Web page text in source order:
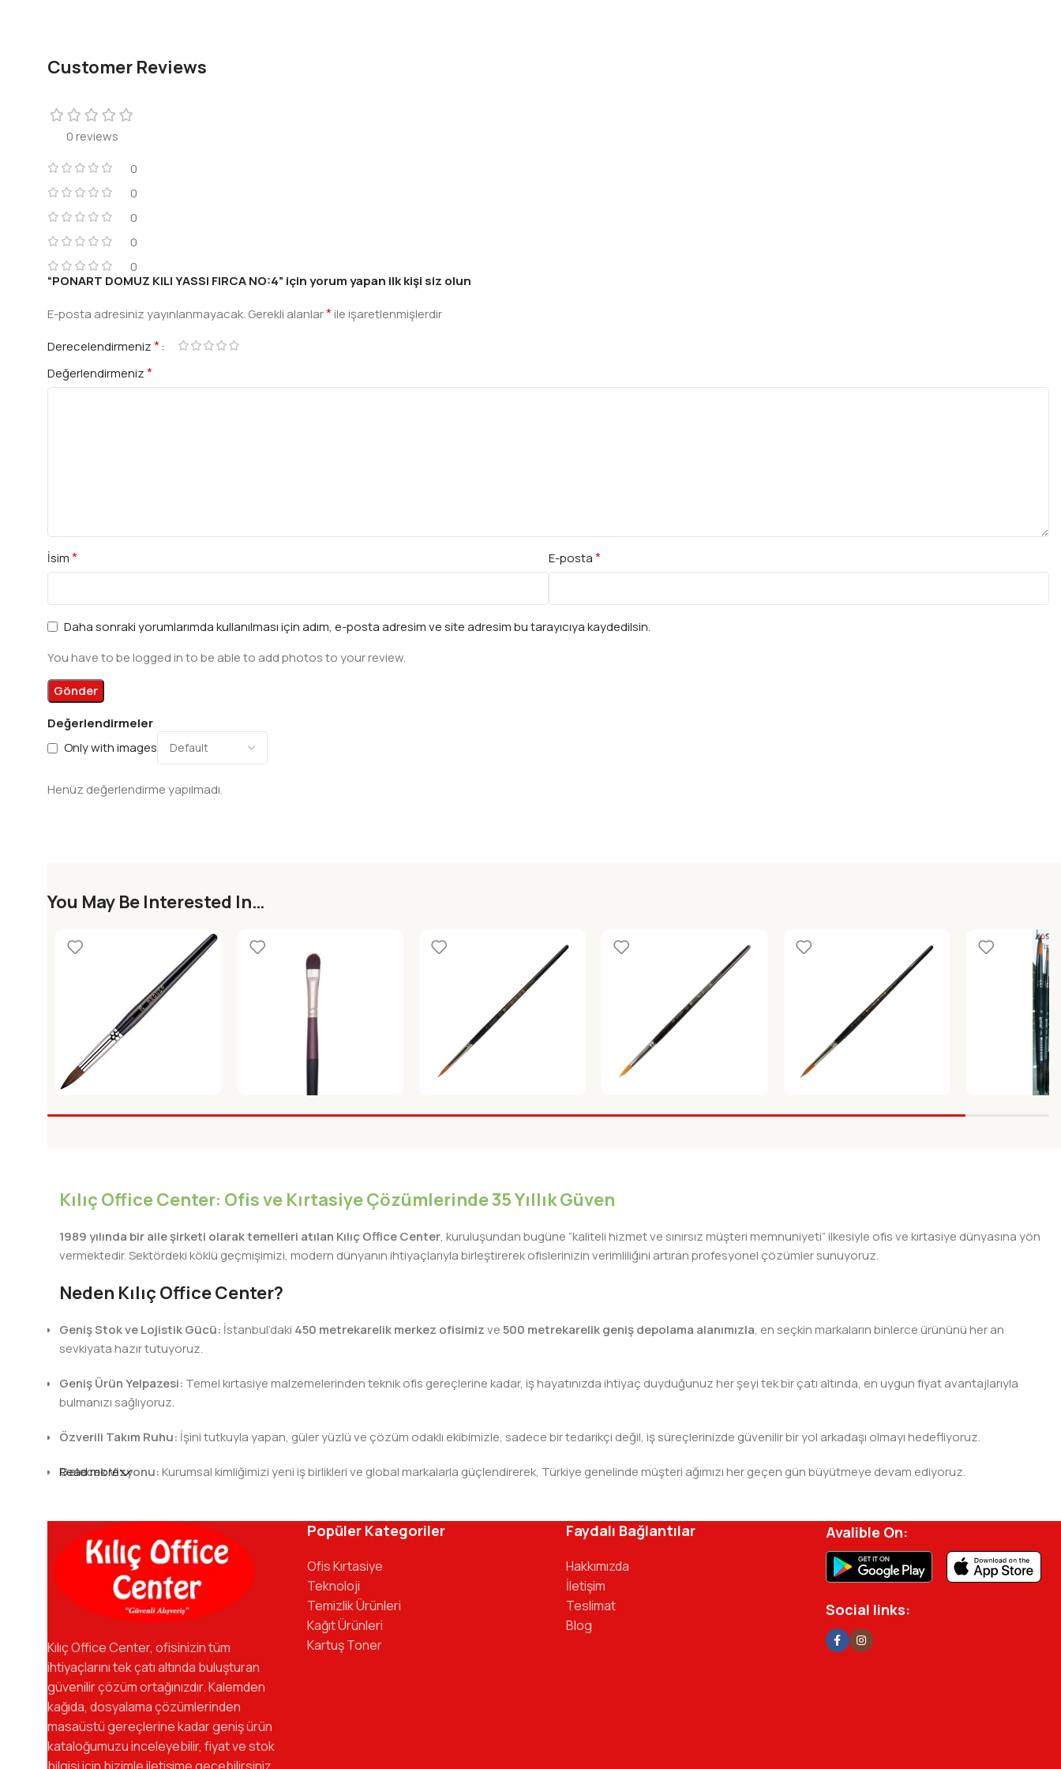
Customer Reviews
0 reviews
0
0
0
0
0
Değerlendirmeler
Only with images
Henüz değerlendirme yapılmadı.
“PONART DOMUZ KILI YASSI FIRCA NO:4” için yorum yapan ilk kişi siz olun
E-posta adresiniz yayınlanmayacak. Gerekli alanlar*ile işaretlenmişlerdir
Derecelendirmeniz*
Değerlendirmeniz*
İsim* E-posta*
Daha sonraki yorumlarımda kullanılması için adım, e-posta adresim ve site adresim bu tarayıcıya kaydedilsin.
You have to be logged in to be able to add photos to your review.
You May Be Interested In…
NO:20
FIRCA NO:6
07
08
09
Kılıç Office Center: Ofis ve Kırtasiye Çözümlerinde 35 Yıllık Güven
1989 yılında bir aile şirketi olarak temelleri atılan Kılıç Office Center, kuruluşundan bugüne “kaliteli hizmet ve sınırsız müşteri memnuniyeti” ilkesiyle ofis ve kırtasiye dünyasına yön
vermektedir. Sektördeki köklü geçmişimizi, modern dünyanın ihtiyaçlarıyla birleştirerek ofislerinizin verimliliğini artıran profesyonel çözümler sunuyoruz.
Neden Kılıç Office Center?
Geniş Stok ve Lojistik Gücü: İstanbul’daki 450 metrekarelik merkez ofisimizve500 metrekarelik geniş depolama alanımızla, en seçkin markaların binlerce ürününü her an
sevkiyata hazır tutuyoruz.
Geniş Ürün Yelpazesi: Temel kırtasiye malzemelerinden teknik ofis gereçlerine kadar, iş hayatınızda ihtiyaç duyduğunuz her şeyi tek bir çatı altında, en uygun fiyat avantajlarıyla
bulmanızı sağlıyoruz.
Özverili Takım Ruhu: İşini tutkuyla yapan, güler yüzlü ve çözüm odaklı ekibimizle, sadece bir tedarikçi değil, iş süreçlerinizde güvenilir bir yol arkadaşı olmayı hedefliyoruz.
Gelecek Vizyonu:Kurumsal kimliğimizi yeni iş birlikleri ve global markalarla güçlendirerek, Türkiye genelinde müşteri ağımızı her geçen gün büyütmeye devam ediyoruz.
kadromuzla hizmetinizdeyiz.
Read more
Kılıç Office Center, ofisinizin tüm
ihtiyaçlarını tek çatı altında buluşturan
güvenilir çözüm ortağınızdır. Kalemden
kağıda, dosyalama çözümlerinden
masaüstü gereçlerine kadar geniş ürün
kataloğumuzu inceleyebilir, fiyat ve stok
Popüler Kategoriler
Ofis Kırtasiye
Teknoloji
Temizlik Ürünleri
Kağıt Ürünleri
Kartuş Toner
Faydalı Bağlantılar
Hakkımızda
İletişim
Teslimat
Blog
Avalible On:
Social links: